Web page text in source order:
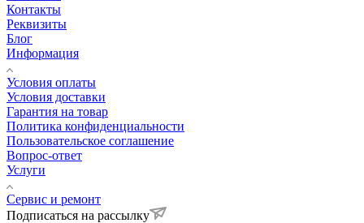
Контакты
Реквизиты
Блог
Информация
Условия оплаты
Условия доставки
Гарантия на товар
Политика конфиденциальности
Пользовательское соглашение
Вопрос-ответ
Услуги
Сервис и ремонт
Подписаться на рассылку